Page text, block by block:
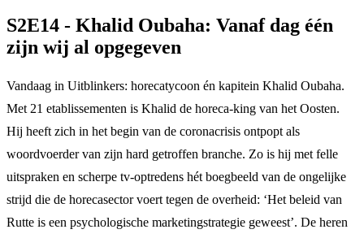
S2E14 - Khalid Oubaha: Vanaf dag één
zijn wij al opgegeven
Vandaag in Uitblinkers: horecatycoon én kapitein Khalid Oubaha.
Met 21 etablissementen is Khalid de horeca-king van het Oosten.
Hij heeft zich in het begin van de coronacrisis ontpopt als
woordvoerder van zijn hard getroffen branche. Zo is hij met felle
uitspraken en scherpe tv-optredens hét boegbeeld van de ongelijke
strijd die de horecasector voert tegen de overheid: ‘Het beleid van
Rutte is een psychologische marketingstrategie geweest’. De heren